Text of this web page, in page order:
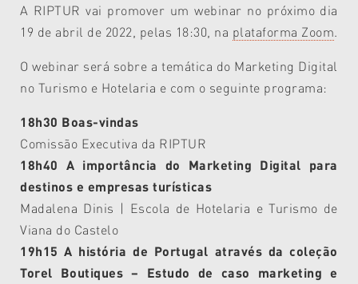
A RIPTUR vai promover um webinar no próximo dia
19 de abril de 2022, pelas 18:30, na plataforma Zoom.
O webinar será sobre a temática do Marketing Digital
no Turismo e Hotelaria e com o seguinte programa:
18h30 Boas-vindas
Comissão Executiva da RIPTUR
18h40 A importância do Marketing Digital para
destinos e empresas turísticas
Madalena Dinis | Escola de Hotelaria e Turismo de
Viana do Castelo
19h15 A história de Portugal através da coleção
Torel Boutiques – Estudo de caso marketing e